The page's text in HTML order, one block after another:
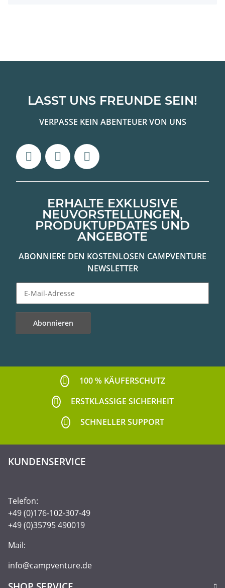
LASST UNS FREUNDE SEIN!
VERPASSE KEIN ABENTEUER VON UNS
ERHALTE EXKLUSIVE
NEUVORSTELLUNGEN,
PRODUKTUPDATES UND
ANGEBOTE
ABONNIERE DEN KOSTENLOSEN CAMPVENTURE
NEWSLETTER
Abonnieren
100 % KÄUFERSCHUTZ
ERSTKLASSIGE SICHERHEIT
SCHNELLER SUPPORT
KUNDENSERVICE
Telefon:
+49 (0)176-102-307-49
+49 (0)35795 490019
Mail:
info@campventure.de